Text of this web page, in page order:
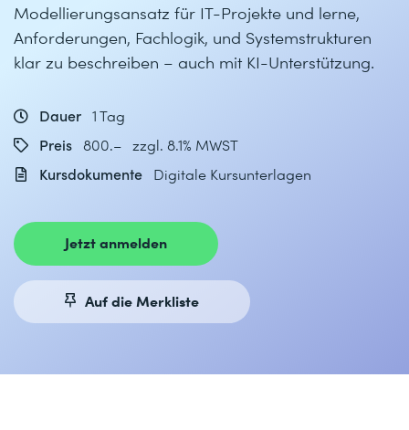
Modellierungsansatz für IT-Projekte und lerne,
Anforderungen, Fachlogik, und Systemstrukturen
klar zu beschreiben – auch mit KI-Unterstützung.
Dauer 1 Tag
Preis 800.– zzgl. 8.1% MWST
Kursdokumente
Digitale Kursunterlagen
Jetzt anmelden
Auf die Merkliste